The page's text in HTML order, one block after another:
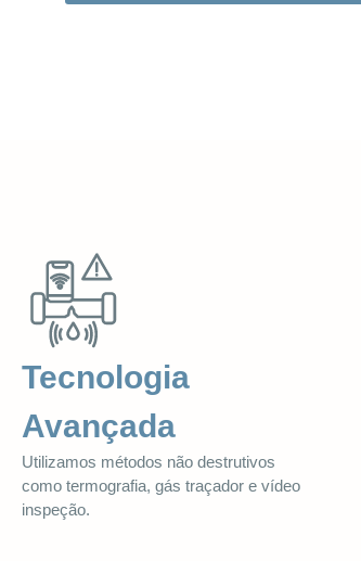
Tecnologia
Avançada
Utilizamos métodos não destrutivos
como termografia, gás traçador e vídeo
inspeção.